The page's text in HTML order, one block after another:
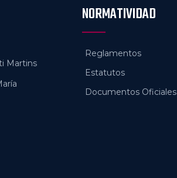
Martins
NORMATIVIDAD
Reglamentos
Estatutos
Documentos Oficiales